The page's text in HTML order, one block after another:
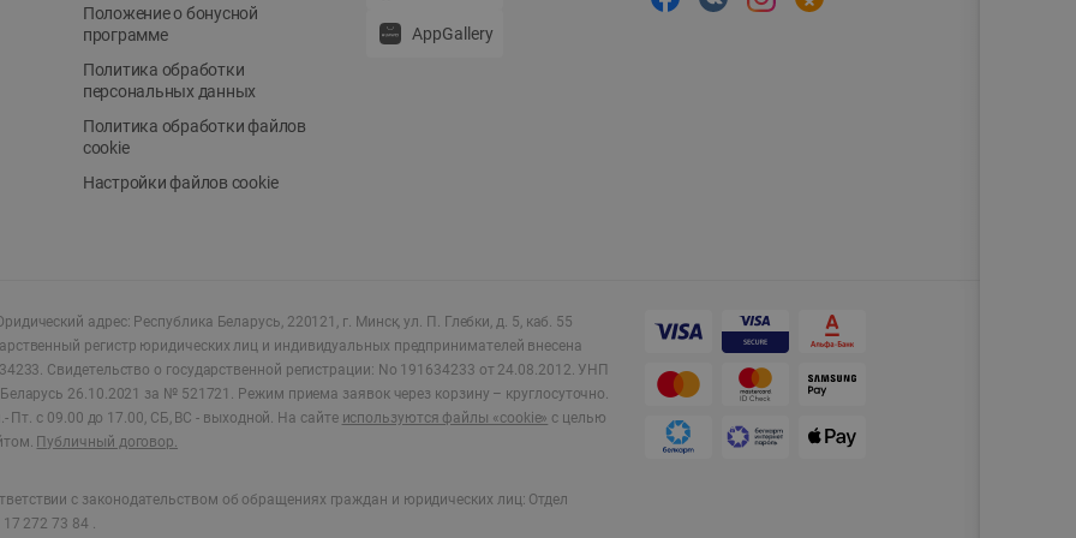
Положение о бонусной
программе
Политика обработки
персональных данных
Политика обработки файлов
cookie
Настройки файлов cookie
AppGallery
адрес: Республика Беларусь, 220121, г. Минск, ул. П. Глебки, д. 5, каб. 55
регистр юридических лиц и индивидуальных предпринимателей внесена
Свидетельство о государственной регистрации: No 191634233 от 24.08.2012. УНП
26.10.2021 за № 521721. Режим приема заявок через корзину – круглосуточно.
Пт. с 09.00 до 17.00, СБ, ВС - выходной. На сайте используются файлы «cookie» с целью
Публичный договор.
с законодательством об обращениях граждан и юридических лиц: Отдел
272 73 84 .